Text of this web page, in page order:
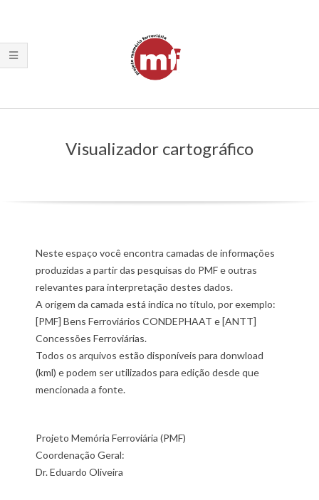
content
Visualizador cartográfico
Neste espaço você encontra camadas de informações
produzidas a partir das pesquisas do PMF e outras
relevantes para interpretação destes dados.
A origem da camada está indica no título, por exemplo:
[PMF] Bens Ferroviários CONDEPHAAT e [ANTT]
Concessões Ferroviárias.
Todos os arquivos estão disponíveis para donwload
(kml) e podem ser utilizados para edição desde que
mencionada a fonte.
Projeto Memória Ferroviária (PMF)
Coordenação Geral:
Dr. Eduardo Oliveira